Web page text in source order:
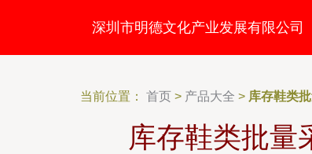
深圳市明德文化产业发展有限公司
当前位置： 首页 > 产品大全 > 库存鞋类
库存鞋类批量